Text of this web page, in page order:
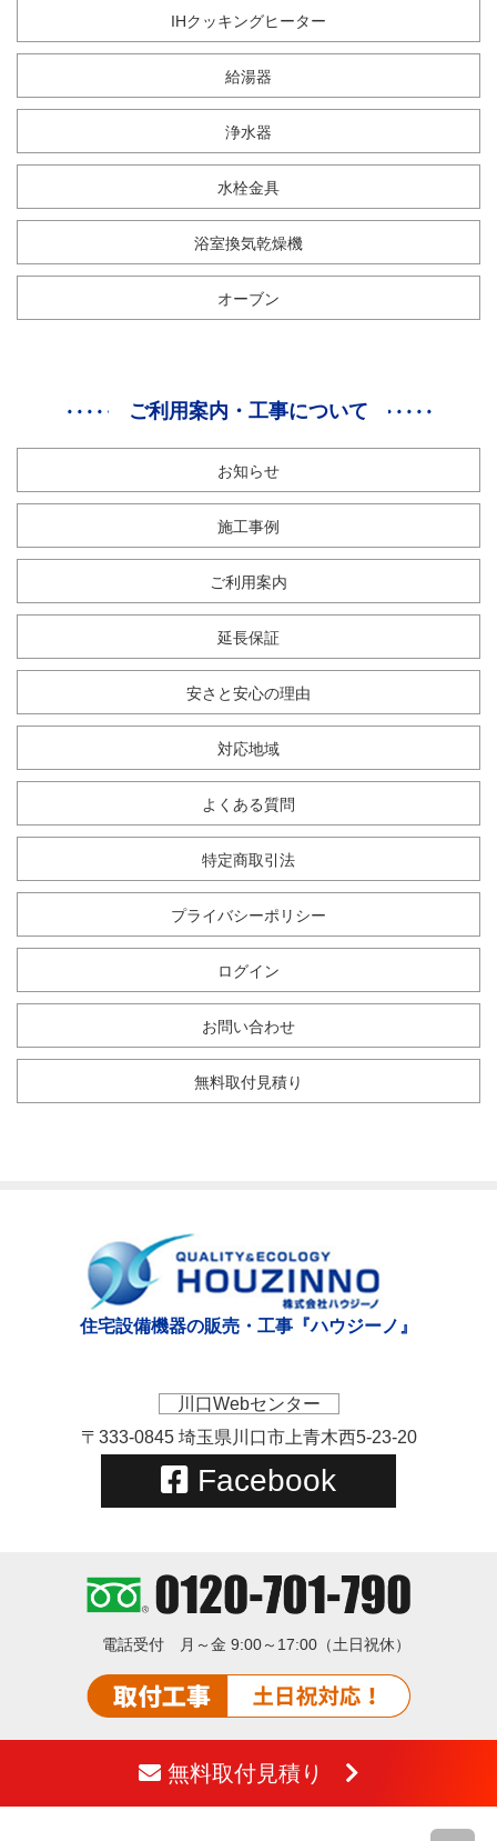
IHクッキングヒーター
給湯器
浄水器
水栓金具
浴室換気乾燥機
オーブン
ご利用案内・工事について
お知らせ
施工事例
ご利用案内
延長保証
安さと安心の理由
対応地域
よくある質問
特定商取引法
プライバシーポリシー
ログイン
お問い合わせ
無料取付見積り
住宅設備機器の販売・工事『ハウジーノ』
川口Webセンター
〒333-0845 埼玉県川口市上青木西5-23-20
Facebook
電話受付 月～金 9:00～17:00（土日祝休）
無料取付見積り